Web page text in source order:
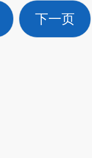
下一页